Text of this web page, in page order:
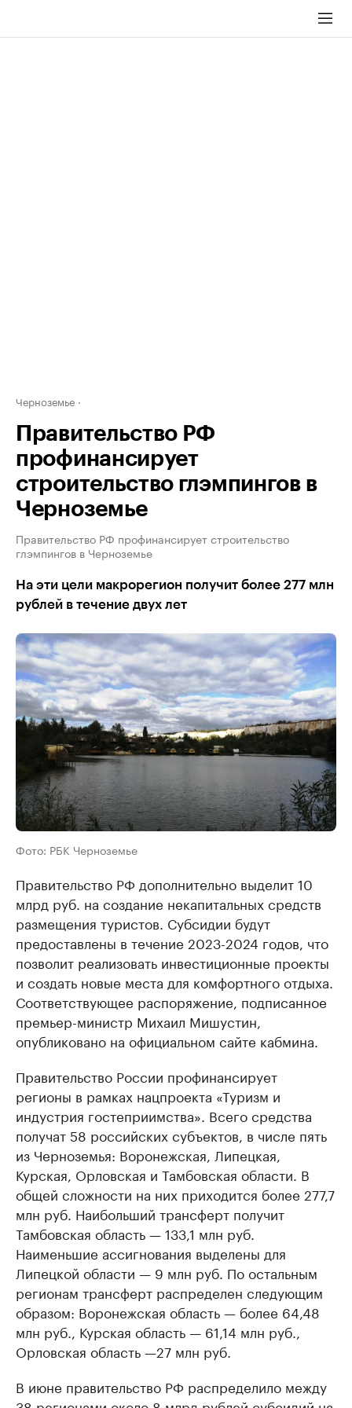
Черноземье
Правительство РФ
профинансирует
строительство глэмпингов в
Черноземье
Правительство РФ профинансирует строительство
глэмпингов в Черноземье
На эти цели макрорегион получит более 277 млн
рублей в течение двух лет
Фото: РБК Черноземье
Правительство РФ дополнительно выделит 10
млрд руб. на создание некапитальных средств
размещения туристов. Субсидии будут
предоставлены в течение 2023-2024 годов, что
позволит реализовать инвестиционные проекты
и создать новые места для комфортного отдыха.
Соответствующее распоряжение, подписанное
премьер-министр Михаил Мишустин,
опубликовано на официальном сайте кабмина.
Правительство России профинансирует
регионы в рамках нацпроекта «Туризм и
индустрия гостеприимства». Всего средства
получат 58 российских субъектов, в числе пять
из Черноземья: Воронежская, Липецкая,
Курская, Орловская и Тамбовская области. В
общей сложности на них приходится более 277,7
млн руб. Наибольший трансферт получит
Тамбовская область — 133,1 млн руб.
Наименьшие ассигнования выделены для
Липецкой области — 9 млн руб. По остальным
регионам трансферт распределен следующим
образом: Воронежская область — более 64,48
млн руб., Курская область — 61,14 млн руб.,
Орловская область —27 млн руб.
В июне правительство РФ распределило между